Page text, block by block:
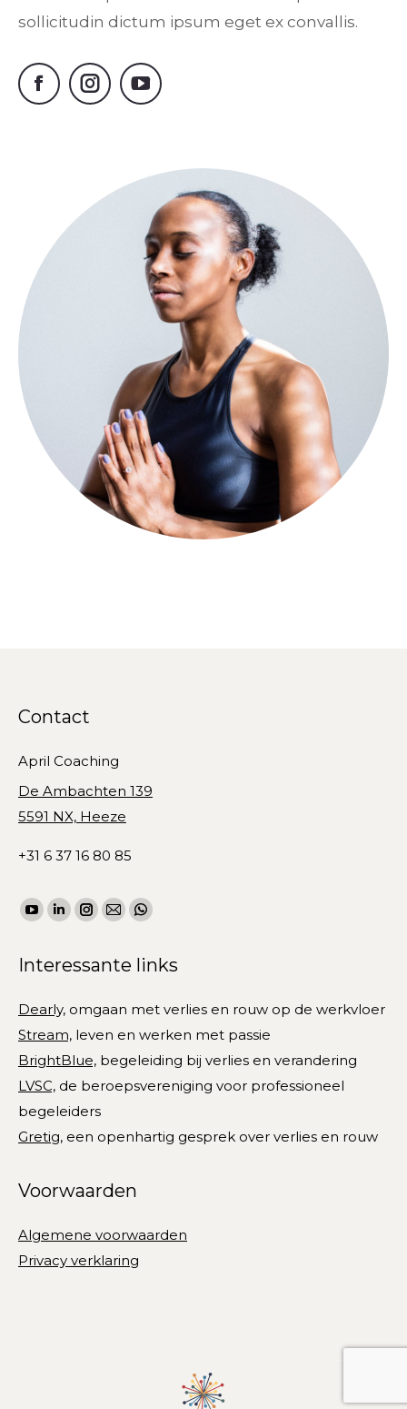
sollicitudin dictum ipsum eget ex convallis.
FacebookInstagramYouTube
Contact
April Coaching
De Ambachten 139
5591 NX, Heeze
+31 6 37 16 80 85
Vind ons op:
YouTube
opens
new
window
Linkedin
opens
new
window
Instagram
opens
new
window
Mail
opens
new
window
WhatsApp
opens
new
window
Interessante links
Dearly, omgaan met verlies en rouw op de werkvloer
Stream, leven en werken met passie
BrightBlue, begeleiding bij verlies en verandering
LVSC, de beroepsvereniging voor professioneel
begeleiders
Gretig, een openhartig gesprek over verlies en rouw
Voorwaarden
Algemene voorwaarden
Privacy verklaring